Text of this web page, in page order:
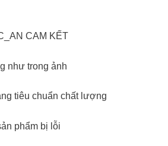
CAM KẾT
như trong ảnh
tiêu chuẩn chất lượng
phẩm bị lỗi